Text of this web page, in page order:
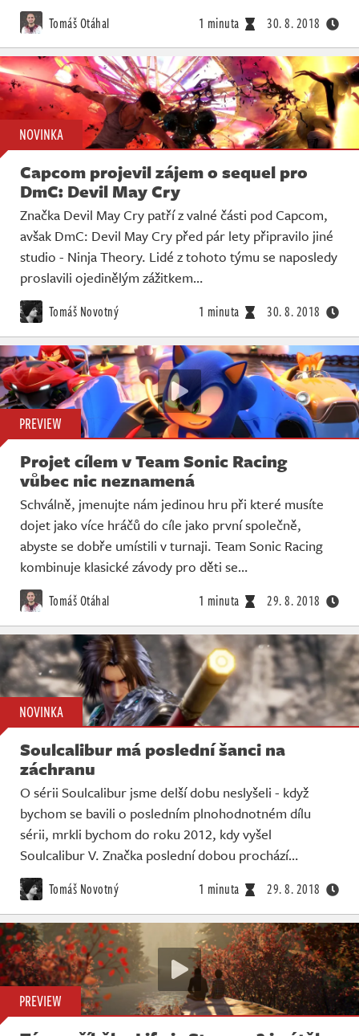
Tomáš Otáhal 1 minuta 30. 8. 2018
NOVINKA
Capcom projevil zájem o sequel pro
DmC: Devil May Cry
Značka Devil May Cry patří z valné části pod Capcom,
avšak DmC: Devil May Cry před pár lety připravilo jiné
studio - Ninja Theory. Lidé z tohoto týmu se naposledy
proslavili ojedinělým zážitkem…
Tomáš Novotný 1 minuta 30. 8. 2018
PREVIEW
Projet cílem v Team Sonic Racing
vůbec nic neznamená
Schválně, jmenujte nám jedinou hru při které musíte
dojet jako více hráčů do cíle jako první společně,
abyste se dobře umístili v turnaji. Team Sonic Racing
kombinuje klasické závody pro děti se…
Tomáš Otáhal 1 minuta 29. 8. 2018
NOVINKA
Soulcalibur má poslední šanci na
záchranu
O sérii Soulcalibur jsme delší dobu neslyšeli - když
bychom se bavili o posledním plnohodnotném dílu
sérii, mrkli bychom do roku 2012, kdy vyšel
Soulcalibur V. Značka poslední dobou prochází…
Tomáš Novotný 1 minuta 29. 8. 2018
PREVIEW